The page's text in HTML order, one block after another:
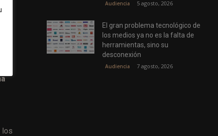
los
Audiencia 5 agosto, 2026
El gran problema tecnológico de
los medios ya no es la falta de
herramientas, sino su
desconexión
Audiencia 7 agosto, 2026